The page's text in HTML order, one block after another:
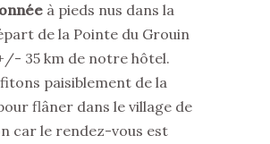
à pieds nus dans la
de la Pointe du Grouin
35 km de notre hôtel.
paisiblement de la
flâner dans le village de
car le rendez-vous est